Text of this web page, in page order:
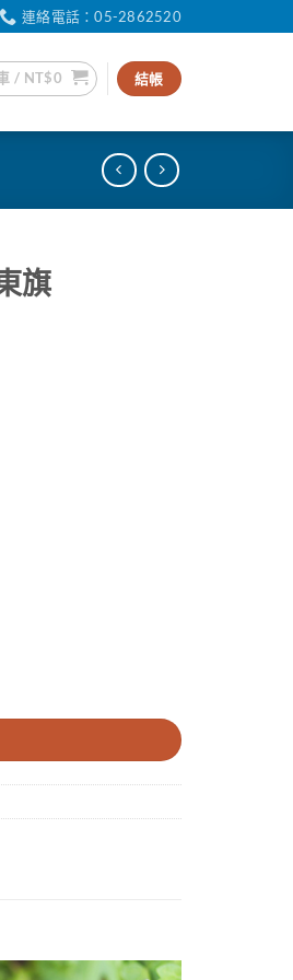
連絡電話：05-2862520
/ NT$0 結帳
旗